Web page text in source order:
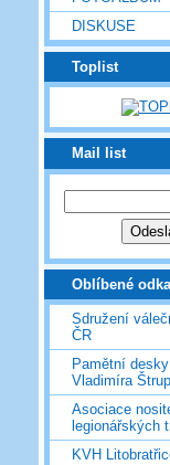
DISKUSE
Toplist
Mail list
Oblíbené
Sdružení
ČR
Pamětní
Vladimíra
Asociace
legionářských
KVH